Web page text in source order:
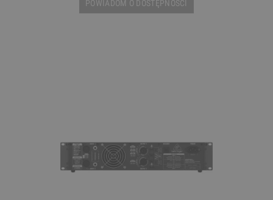
POWIADOM O DOSTĘPNOŚCI